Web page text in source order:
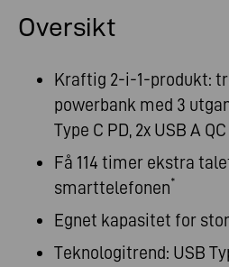
Oversikt
Kraftig 2-i-1-produkt:
powerbank med 3
Type C PD, 2x USB A
Få 114 timer ekstra
smarttelefonen*
Egnet kapasitet for
Teknologitrend: USB